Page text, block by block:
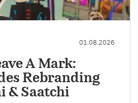
01.08.2026
A Mark:
Rebranding
& Saatchi